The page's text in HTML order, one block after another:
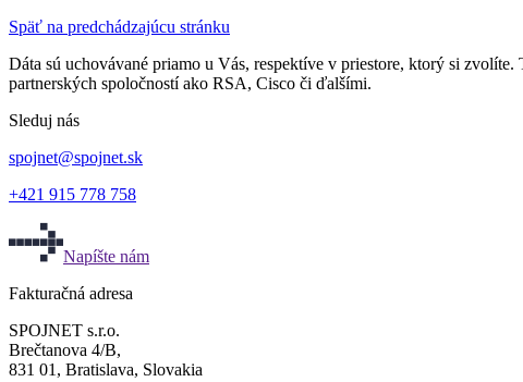
Späť na predchádzajúcu stránku
Dáta sú uchovávané priamo u Vás, respektíve v priestore, ktorý si
partnerských spoločností ako RSA, Cisco či ďalšími.
Sleduj nás
spojnet@spojnet.sk
+421 915 778 758
Napíšte nám
Fakturačná adresa
SPOJNET s.r.o.
Brečtanova 4/B,
831 01, Bratislava, Slovakia